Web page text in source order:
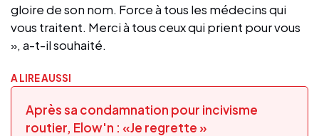
gloire de son nom. Force à tous les médecins qui
vous traitent. Merci à tous ceux qui prient pour vous
», a-t-il souhaité.
A LIRE AUSSI
Après sa condamnation pour incivisme
routier, Elow'n : «Je regrette »